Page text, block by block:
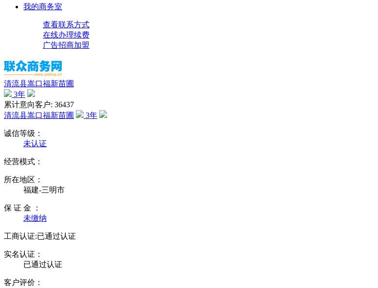
我的商务室
查看联系方式
在线办理续费
广告招商加盟
清流县嵩口福新苗圃
3年
累计意向客户: 36437
清流县嵩口福新苗圃
3年
诚信等级：
未认证
经营模式：
所在地区：
福建-三明市
保 证 金 ：
未缴纳
工商认证:已通过认证
实名认证：
已通过认证
客户评价：